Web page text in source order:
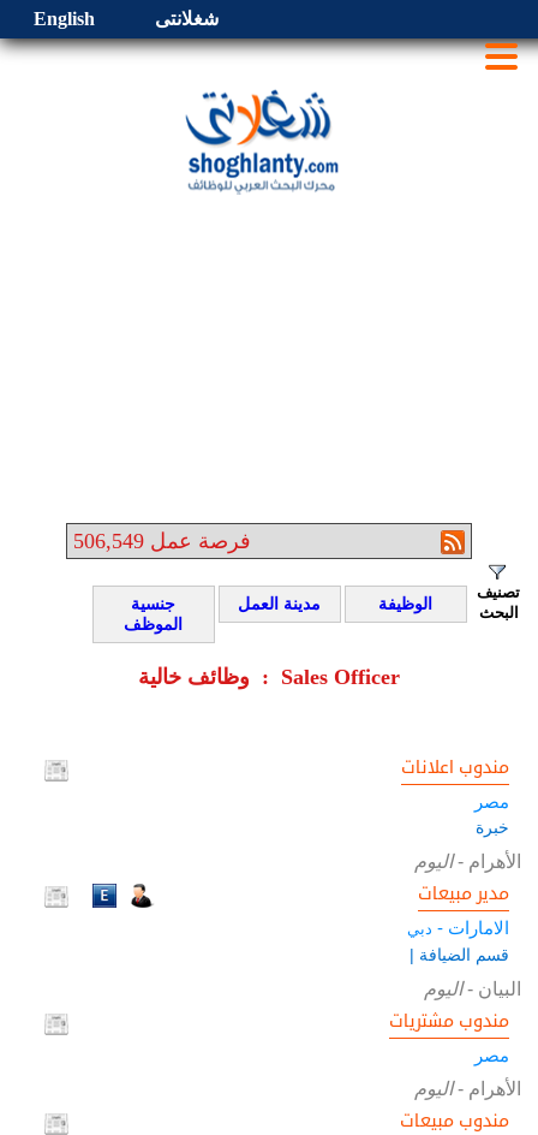
شغلانتى English
506,549 فرصة عمل
تصنيف
البحث
الوظيفة مدينة العمل
جنسية
الموظف
وظائف خالية : Sales Officer
مندوب اعلانات
مصر
خبرة
الأهرام -اليوم
مدير مبيعات
الامارات - دبي
قسم الضيافة |
البيان -اليوم
مندوب مشتريات
مصر
الأهرام -اليوم
مندوب مبيعات